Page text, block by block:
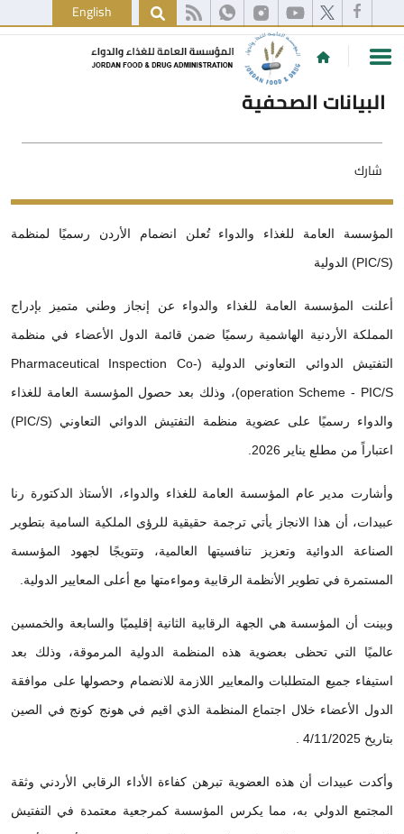
English
البيانات الصحفية
شارك
المؤسسة العامة للغذاء والدواء تُعلن انضمام الأردن رسميًا لمنظمة
(PIC/S) الدولية
أعلنت المؤسسة العامة للغذاء والدواء عن إنجاز وطني متميز بإدراج
المملكة الأردنية الهاشمية رسميًا ضمن قائمة الدول الأعضاء في منظمة
التفتيش الدوائي التعاوني الدولية (Pharmaceutical Inspection Co-
operation Scheme - PIC/S)، وذلك
بعد حصول المؤسسة العامة للغذاء
والدواء رسميًا على عضوية منظمة التفتيش الدوائي التعاوني (PIC/S)
اعتباراً من مطلع يناير 2026.
وأشارت مدير عام المؤسسة العامة للغذاء والدواء، الأستاذ الدكتورة رنا
عبيدات، أن هذا الانجاز يأتي ترجمة حقيقية للرؤى الملكية السامية بتطوير
الصناعة الدوائية وتعزيز تنافسيتها العالمية، وتتويجًا لجهود المؤسسة
المستمرة في تطوير الأنظمة الرقابية ومواءمتها مع أعلى المعايير الدولية.
وبينت أن المؤسسة هي الجهة الرقابية الثانية إقليميًا والسابعة والخمسين
عالميًا التي تحظى بعضوية هذه المنظمة الدولية المرموقة، وذلك بعد
استيفاء جميع المتطلبات والمعايير اللازمة للانضمام وحصولها على موافقة
الدول الأعضاء خلال اجتماع المنظمة الذي اقيم في هونج كونج في الصين
بتاريخ 4/11/2025 .
وأكدت عبيدات أن هذه العضوية تبرهن كفاءة الأداء الرقابي الأردني وثقة
المجتمع الدولي به، مما يكرس المؤسسة كمرجعية معتمدة في التفتيش